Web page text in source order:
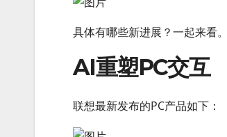
具体有哪些新进展？一起来看。
AI重塑PC交互
联想最新发布的PC产品如下：